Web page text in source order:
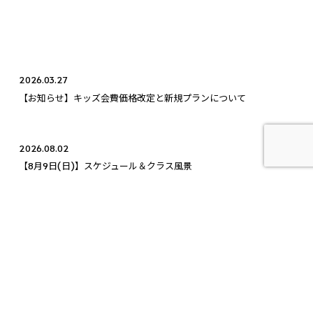
2026.03.27
【お知らせ】キッズ会費価格改定と新規プランについて
2026.08.02
【8月9日(日)】スケジュール＆クラス風景